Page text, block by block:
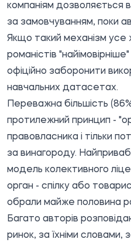
компаніям дозволяється
за замовчуванням, поки
Якщо такий механізм усе
романістів
офіційно заборонити
навчальних датасетах.
Переважна більшість
протилежний принцип -
правовласника і тільки
за винагороду.
модель колективного
орган - спілку або
обрали майже половина
Багато авторів
ринок, за їхніми словами,